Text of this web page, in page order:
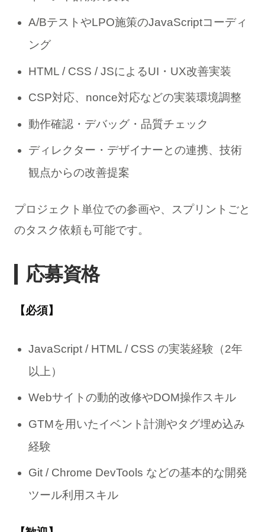
A/BテストやLPO施策のJavaScriptコーディ
ング
HTML / CSS / JSによるUI・UX改善実装
CSP対応、nonce対応などの実装環境調整
動作確認・デバッグ・品質チェック
ディレクター・デザイナーとの連携、技術
観点からの改善提案
プロジェクト単位での参画や、スプリントごと
のタスク依頼も可能です。
応募資格
【必須】
JavaScript / HTML / CSS の実装経験（2年
以上）
Webサイトの動的改修やDOM操作スキル
GTMを用いたイベント計測やタグ埋め込み
経験
Git / Chrome DevTools などの基本的な開発
ツール利用スキル